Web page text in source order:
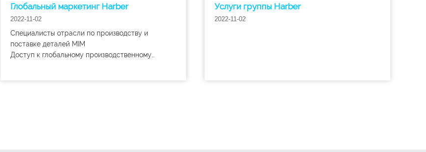
Глобальный маркетинг Harber
2022-11-02
Специалисты отрасли по производству и
поставке деталей MIM
Доступ к глобальному производственному
Услуги группы Harber
2022-11-02